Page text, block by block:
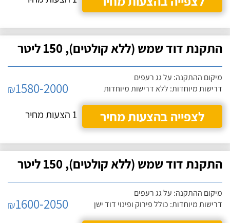
התקנת דוד שמש (ללא קולטים), 150 ליטר
מיקום ההתקנה: על גג רעפים
דרישות מיוחדות: ללא דרישות מיוחדות
₪1580-2000
לצפייה בהצעות מחיר
1 הצעות מחיר
התקנת דוד שמש (ללא קולטים), 150 ליטר
מיקום ההתקנה: על גג רעפים
דרישות מיוחדות: כולל פירוק ופינוי דוד ישן
₪1600-2050